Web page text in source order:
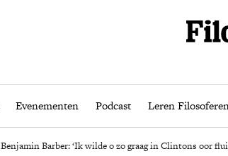
Evenementen Podcast Leren
Home Magazine Evenementen Podcast
Benjamin Barber: ‘Ik wilde o zo graag in Clintons oor